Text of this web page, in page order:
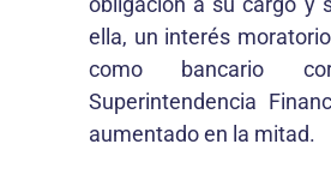
ella, un interés
como bancario
Superintendencia
aumentado en la mitad.